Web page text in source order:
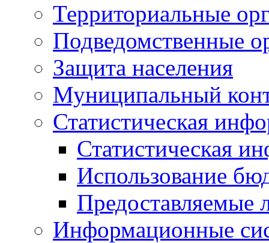
Территориальные
Подведомственные
Защита населения
Муниципальный
Статистическая
Статистическая
Использование
Предоставляемые
Информационные